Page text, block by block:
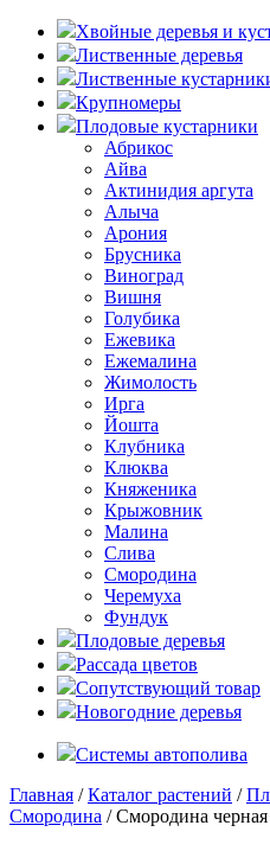
Хвойные деревья и
Лиственные деревья
Лиственные
Крупномеры
Плодовые кустарники
Абрикос
Айва
Актинидия аргута
Алыча
Арония
Брусника
Виноград
Вишня
Голубика
Ежевика
Ежемалина
Жимолость
Ирга
Йошта
Клубника
Клюква
Княженика
Крыжовник
Малина
Слива
Смородина
Черемуха
Фундук
Плодовые деревья
Рассада цветов
Сопутствующий товар
Новогодние деревья
Системы автополива
Главная /Каталог растений /
Смородина / Смородина черная